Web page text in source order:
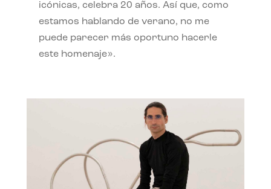
icónicas, celebra 20 años. Así que, como
estamos hablando de verano, no me
puede parecer más oportuno hacerle
este homenaje».